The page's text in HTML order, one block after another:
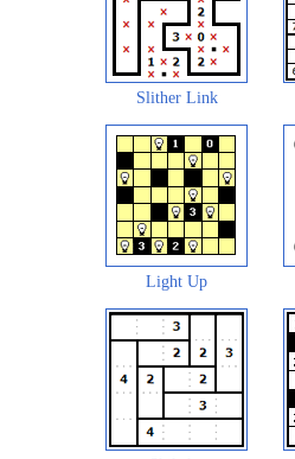
Slither Link
Light Up